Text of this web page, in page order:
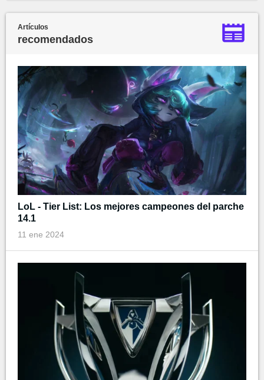
Artículos
recomendados
LoL - Tier List: Los mejores campeones del parche
14.1
11 ene 2024